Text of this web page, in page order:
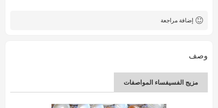
إضافة مراجعة
وصف
مزيج الفسيفساء المواصفات